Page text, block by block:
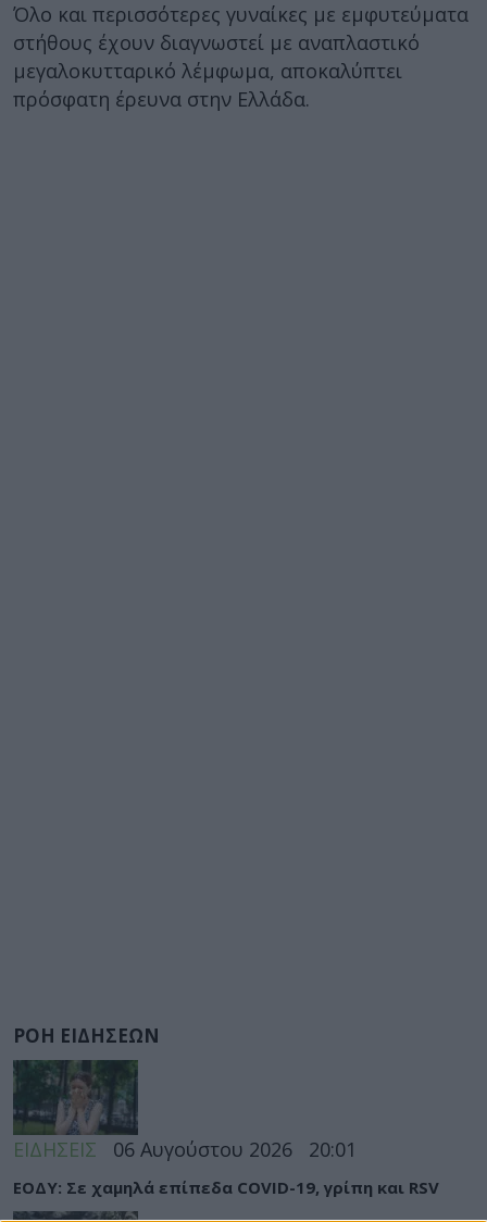
Όλο και περισσότερες γυναίκες με εμφυτεύματα
στήθους έχουν διαγνωστεί με αναπλαστικό
μεγαλοκυτταρικό λέμφωμα, αποκαλύπτει
πρόσφατη έρευνα στην Ελλάδα.
ΡΟΗ ΕΙΔΗΣΕΩΝ
ΕΙΔΗΣΕΙΣ 06 Αυγούστου 2026 20:01
ΕΟΔΥ: Σε χαμηλά επίπεδα COVID-19, γρίπη και RSV